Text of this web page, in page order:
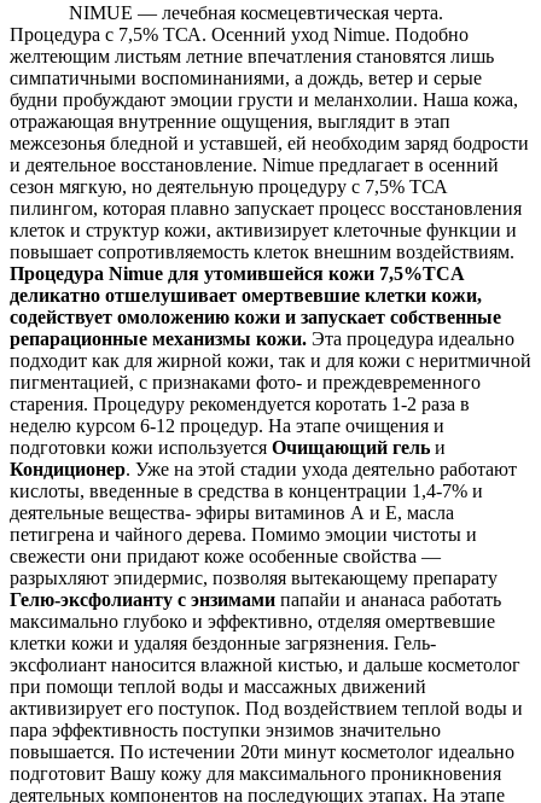
NIMUE — лечебная космецевтическая черта.
Процедура с 7,5% ТСА. Осенний уход Nimue. Подобно
желтеющим листьям летние впечатления становятся лишь
симпатичными воспоминаниями, а дождь, ветер и серые
будни пробуждают эмоции грусти и меланхолии. Наша кожа,
отражающая внутренние ощущения, выглядит в этап
межсезонья бледной и уставшей, ей необходим заряд бодрости
и деятельное восстановление. Nimue предлагает в осенний
сезон мягкую, но деятельную процедуру с 7,5% ТСА
пилингом, которая плавно запускает процесс восстановления
клеток и структур кожи, активизирует клеточные функции и
повышает сопротивляемость клеток внешним воздействиям.
Процедура Nimue для утомившейся кожи 7,5%TCA
деликатно отшелушивает омертвевшие клетки кожи,
содействует омоложению кожи и запускает собственные
репарационные механизмы кожи. Эта процедура идеально
подходит как для жирной кожи, так и для кожи с неритмичной
пигментацией, с признаками фото- и преждевременного
старения. Процедуру рекомендуется коротать 1-2 раза в
неделю курсом 6-12 процедур. На этапе очищения и
подготовки кожи используется Очищающий гель и
Кондиционер. Уже на этой стадии ухода деятельно работают
кислоты, введенные в средства в концентрации 1,4-7% и
деятельные вещества- эфиры витаминов А и Е, масла
петигрена и чайного дерева. Помимо эмоции чистоты и
свежести они придают коже особенные свойства —
разрыхляют эпидермис, позволяя вытекающему препарату
Гелю-эксфолианту с энзимами папайи и ананаса работать
максимально глубоко и эффективно, отделяя омертвевшие
клетки кожи и удаляя бездонные загрязнения. Гель-
эксфолиант наносится влажной кистью, и дальше косметолог
при помощи теплой воды и массажных движений
активизирует его поступок. Под воздействием теплой воды и
пара эффективность поступки энзимов значительно
повышается. По истечении 20ти минут косметолог идеально
подготовит Вашу кожу для максимального проникновения
деятельных компонентов на последующих этапах. На этапе